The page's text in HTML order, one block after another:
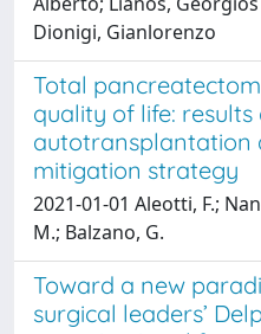
Dionigi, Gianlorenzo
Total
quality of life: results
autotransplantation
mitigation strategy
2021-01-01 Aleotti, F.;
M.; Balzano, G.
Toward a new
surgical leaders’